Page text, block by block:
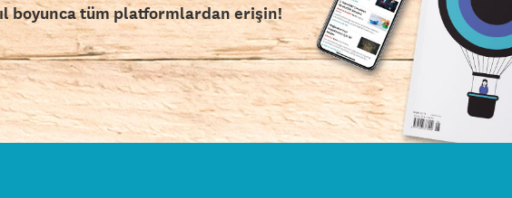
boyunca tüm platformlardan erişin!